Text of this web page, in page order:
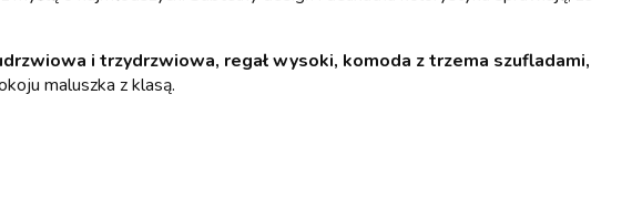
i trzydrzwiowa, regał wysoki, komoda z trzema szufladami,
maluszka z klasą.